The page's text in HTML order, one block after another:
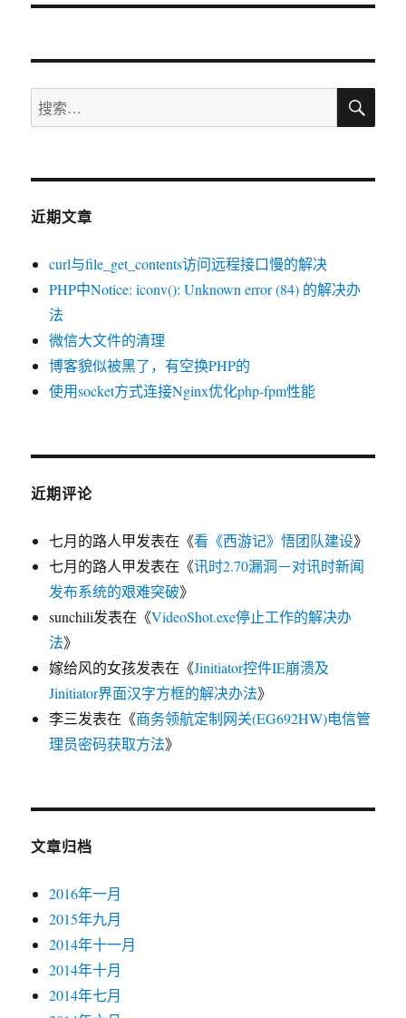
章：
搜
索：
搜
近期文章
curl与file_get_contents访问远程接口慢的解决
PHP中Notice: iconv(): Unknown error (84) 的解决办
法
微信大文件的清理
博客貌似被黑了，有空换PHP的
使用socket方式连接Nginx优化php-fpm性能
近期评论
七月的路人甲发表在《看《西游记》悟团队建设》
七月的路人甲发表在《讯时2.70漏洞－对讯时新闻
发布系统的艰难突破》
sunchili发表在《VideoShot.exe停止工作的解决办
法》
嫁给风的女孩发表在《Jinitiator控件IE崩溃及
Jinitiator界面汉字方框的解决办法》
李三发表在《商务领航定制网关(EG692HW)电信管
理员密码获取方法》
文章归档
2016年一月
2015年九月
2014年十一月
2014年十月
2014年七月